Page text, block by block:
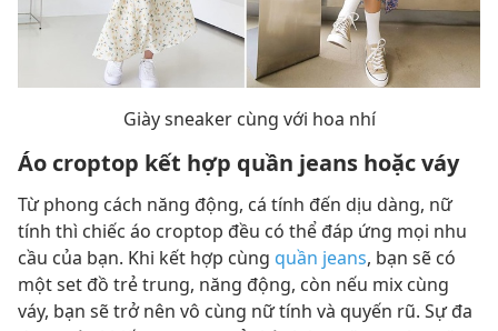
Giày sneaker cùng với hoa nhí
Áo croptop kết hợp quần jeans hoặc váy
Từ phong cách năng động, cá tính đến dịu dàng, nữ
tính thì chiếc áo croptop đều có thể đáp ứng mọi nhu
cầu của bạn. Khi kết hợp cùng quần jeans, bạn sẽ có
một set đồ trẻ trung, năng động, còn nếu mix cùng
váy, bạn sẽ trở nên vô cùng nữ tính và quyến rũ. Sự đa